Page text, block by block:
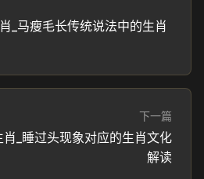
_马瘦毛长传统说法中的生肖
下一篇
_睡过头现象对应的生肖文化
解读